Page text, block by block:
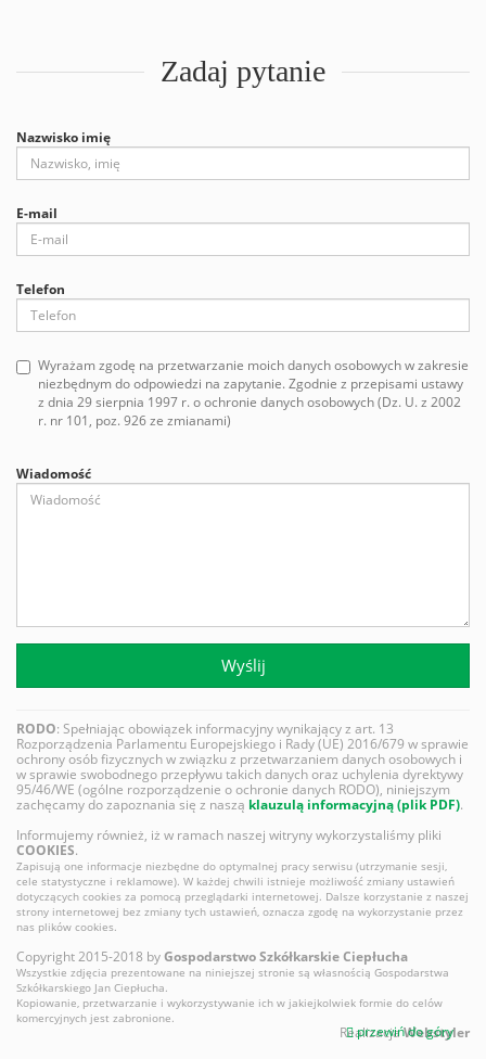
Zadaj pytanie
Nazwisko imię
E-mail
Telefon
Wyrażam zgodę na przetwarzanie moich danych osobowych w zakresie
niezbędnym do odpowiedzi na zapytanie. Zgodnie z przepisami ustawy
z dnia 29 sierpnia 1997 r. o ochronie danych osobowych (Dz. U. z 2002
r. nr 101, poz. 926 ze zmianami)
Wiadomość
Wyślij
RODO: Spełniając obowiązek informacyjny wynikający z art. 13
Rozporządzenia Parlamentu Europejskiego i Rady (UE) 2016/679 w sprawie
ochrony osób fizycznych w związku z przetwarzaniem danych osobowych i
w sprawie swobodnego przepływu takich danych oraz uchylenia dyrektywy
95/46/WE (ogólne rozporządzenie o ochronie danych RODO), niniejszym
zachęcamy do zapoznania się z naszą klauzulą informacyjną (plik PDF).
Informujemy również, iż w ramach naszej witryny wykorzystaliśmy pliki
COOKIES.
Zapisują one informacje niezbędne do optymalnej pracy serwisu (utrzymanie sesji,
cele statystyczne i reklamowe). W każdej chwili istnieje możliwość zmiany ustawień
dotyczących cookies za pomocą przeglądarki internetowej. Dalsze korzystanie z naszej
strony internetowej bez zmiany tych ustawień, oznacza zgodę na wykorzystanie przez
nas plików cookies.
Copyright 2015-2018 byGospodarstwo Szkółkarskie Ciepłucha
Wszystkie zdjęcia prezentowane na niniejszej stronie są własnością Gospodarstwa
Szkółkarskiego Jan Ciepłucha.
Kopiowanie, przetwarzanie i wykorzystywanie ich w jakiejkolwiek formie do celów
komercyjnych jest zabronione.
RealizacjaWebstyler
przewiń do góry